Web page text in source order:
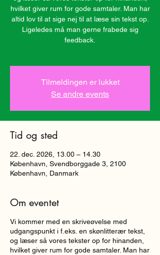
hvilket giver rum for gode samtaler. Man har
altid lov til at sige nej til at læse sin tekst op.
Ligeledes må man gerne frabede sig
feedback.
Tilmeldingen er lukket
Se andre events
Tid og sted
22. dec. 2026, 13.00 – 14.30
København, Svendborggade 3, 2100
København, Danmark
Om eventet
Vi kommer med en skriveøvelse med
udgangspunkt i f.eks. en skønlitterær tekst,
og læser så vores tekster op for hinanden,
hvilket giver rum for gode samtaler. Man har